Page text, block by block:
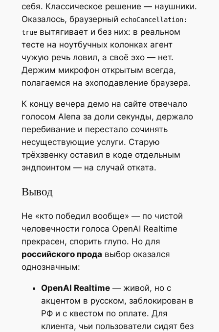
себя. Классическое решение — наушники.
Оказалось, браузерный echoCancellation:
trueвытягивает и без них: в реальном
тесте на ноутбучных колонках агент
чужую речь ловил, а своё эхо — нет.
Держим микрофон открытым всегда,
полагаемся на эхоподавление браузера.
К концу вечера демо на сайте отвечало
голосом Alena за доли секунды, держало
перебивание и перестало сочинять
несуществующие услуги. Старую
трёхзвенку оставил в коде отдельным
эндпоинтом — на случай отката.
Вывод
Не «кто победил вообще» — по чистой
человечности голоса OpenAI Realtime
прекрасен, спорить глупо. Но для
российского прода выбор оказался
однозначным:
OpenAI Realtime— живой, но с
акцентом в русском, заблокирован в
РФ и с квестом по оплате. Для
клиента, чьи пользователи сидят без